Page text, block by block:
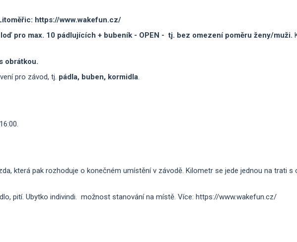
https://www.wakefun.cz/
pro max. 10 pádlujících + bubeník - OPEN - tj. bez omezení poměru ženy/muži.
obrátkou.
pro závod, tj. pádla, buben, kormidla.
která pak rozhoduje o konečném umístění v závodě. Kilometr se jede jednou na trati
pití. Ubytko indivindi. možnost stanování na místě. Více: https://www.wakefun.cz/